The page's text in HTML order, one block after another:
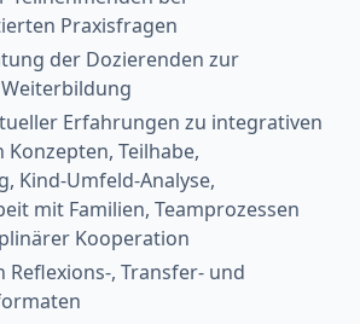
Praxisfragen
der Dozierenden zur
Erfahrungen zu integrativen
Teilhabe,
Kind-Umfeld-Analyse,
mit Familien, Teamprozessen
Kooperation
, Transfer- und